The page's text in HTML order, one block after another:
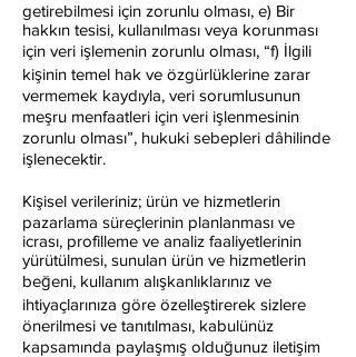
getirebilmesi için zorunlu olması, e) Bir
hakkın tesisi, kullanılması veya korunması
için veri işlemenin zorunlu olması, “f) İlgili
kişinin temel hak ve özgürlüklerine zarar
vermemek kaydıyla, veri sorumlusunun
meşru menfaatleri için veri işlenmesinin
zorunlu olması”, hukuki sebepleri dâhilinde
işlenecektir.
Kişisel verileriniz; ürün ve hizmetlerin
pazarlama süreçlerinin planlanması ve
icrası, profilleme ve analiz faaliyetlerinin
yürütülmesi, sunulan ürün ve hizmetlerin
beğeni, kullanım alışkanlıklarınız ve
ihtiyaçlarınıza göre özelleştirerek sizlere
önerilmesi ve tanıtılması, kabulünüz
kapsamında paylaşmış olduğunuz iletişim